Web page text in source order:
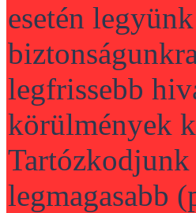
esetén
legfrissebb
körülmények
Tartózkodjunk
legmagasabb